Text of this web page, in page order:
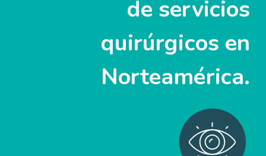
de servicios
quirúrgicos en
Norteamérica.